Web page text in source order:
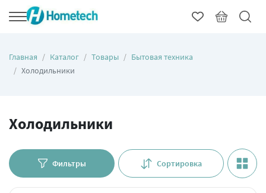
Главная Каталог Товары
Бытовая техника
Холодильники
Холодильники
Фильтры Сортировка